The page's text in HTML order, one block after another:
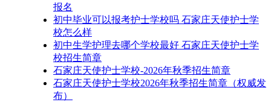
报名
初中毕业可以报考护士学校吗 石家庄天使护士学
校怎么样
初中生学护理去哪个学校最好 石家庄天使护士学
校招生简章
石家庄天使护士学校-2026年秋季招生简章
石家庄天使护士学校2026年秋季招生简章（权威发
布）